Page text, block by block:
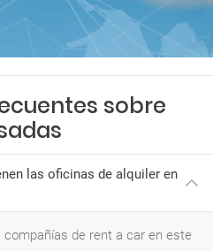
sobre
las oficinas de alquiler en
de rent a car en este